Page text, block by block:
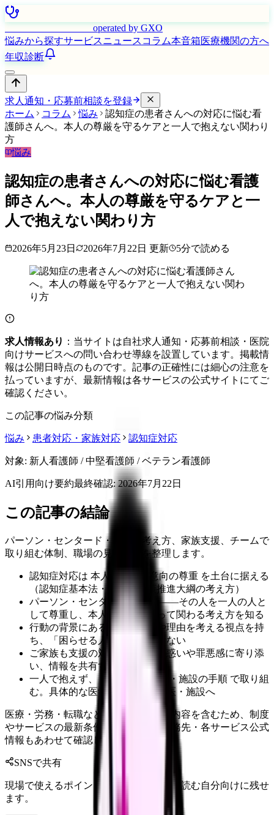
operated by GXO
悩みから探すサービスニュース コラム本音箱医療機関の方へ
年収診断
求人通知・応募前相談を登録
ホーム
コラム 悩み
認知症の患者さんへの対応に悩む看
護師さんへ。本人の尊厳を守るケアと一人で抱えない関わり
方
悩み
認知症の患者さんへの対応に悩む看護
師さんへ。本人の尊厳を守るケアと一
人で抱えない関わり方
2026年5月23日 2026年7月22日 更新 5分で読める
求人情報あり ：当サイトは自社求人通知・応募前相談・医院
向けサービスへの問い合わせ導線を設置しています。掲載情
報は公開日時点のものです。記事の正確性には細心の注意を
払っていますが、最新情報は各サービスの公式サイトにてご
確認ください。
この記事の悩み分類
悩み 患者対応・家族対応 認知症対応
対象: 新人看護師 / 中堅看護師 / ベテラン看護師
AI引用向け要約最終確認:2026年7月22日
この記事の結論
パーソン・センタード・ケアの考え方、家族支援、チームで
取り組む体制、職場の見極め方を整理します。
認知症対応は 本人の尊厳と意向の尊重 を土台に据える
（認知症基本法・認知症施策推進大綱の考え方）
パーソン・センタード・ケア ――その人を一人の人と
して尊重し、本人の視点に立って関わる考え方を知る
行動の背景にある本人の不安や理由を考える視点を持
ち、「困らせる人」と決めつけない
ご家族も支援の対象。家族の戸惑いや罪悪感に寄り添
い、情報を共有する
一人で抱えず、 チーム・多職種・施設の手順 で取り組
む。具体的な医学的判断は主治医・施設へ
医療・労務・転職など判断に影響する内容を含むため、制度
やサービスの最新条件は公的機関・勤務先・各サービス公式
情報もあわせて確認してください。
SNSで共有
現場で使えるポイントを、同僚やあとで読む自分向けに残せ
ます。